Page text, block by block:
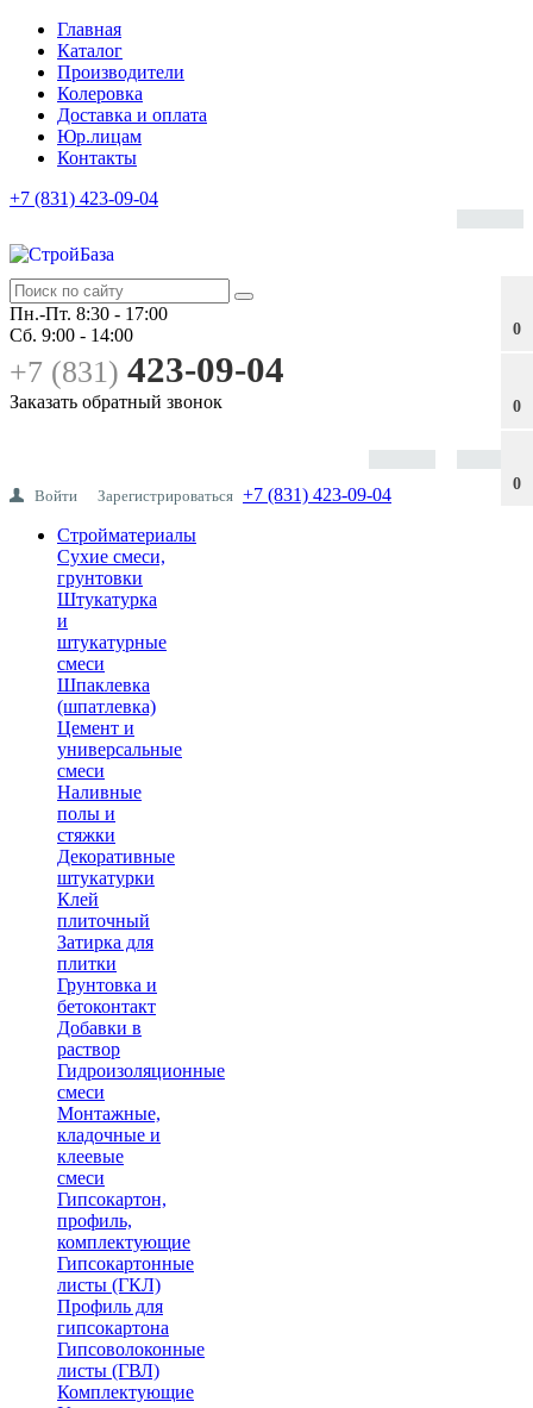
Главная
Каталог
Производители
Колеровка
Доставка и оплата
Юр.лицам
Контакты
0
0
0
+7 (831) 423-09-04
Пн.-Пт. 8:30 - 17:00
Сб. 9:00 - 14:00
+7 (831) 423-09-04
Заказать обратный звонок
Войти Зарегистрироваться +7 (831) 423-09-04
Стройматериалы
Сухие смеси,
грунтовки
Штукатурка
и
штукатурные
смеси
Шпаклевка
(шпатлевка)
Цемент и
универсальные
смеси
Наливные
полы и
стяжки
Декоративные
штукатурки
Клей
плиточный
Затирка для
плитки
Грунтовка и
бетоконтакт
Добавки в
раствор
Гидроизоляционные
смеси
Монтажные,
кладочные и
клеевые
смеси
Гипсокартон,
профиль,
комплектующие
Гипсокартонные
листы (ГКЛ)
Профиль для
гипсокартона
Гипсоволоконные
листы (ГВЛ)
Комплектующие